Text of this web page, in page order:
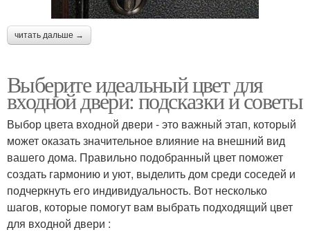
читать дальше →
Выберите идеальный цвет для
входной двери: подсказки и советы
Выбор цвета входной двери - это важный этап, который
может оказать значительное влияние на внешний вид
вашего дома. Правильно подобранный цвет поможет
создать гармонию и уют, выделить дом среди соседей и
подчеркнуть его индивидуальность. Вот несколько
шагов, которые помогут вам выбрать подходящий цвет
для входной двери :